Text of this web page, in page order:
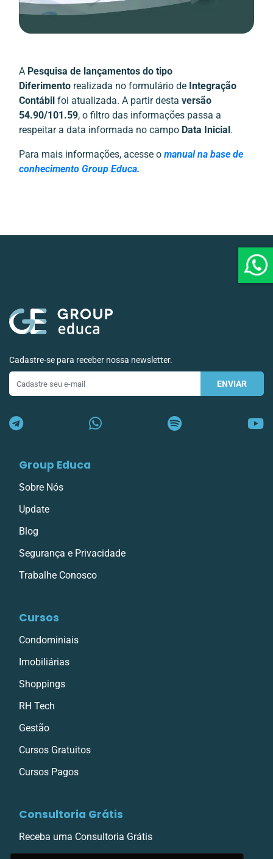
A Pesquisa de lançamentos do tipo
Diferimento realizada no formulário de Integração
Contábil foi atualizada. A partir desta versão
54.90/101.59, o filtro das informações passa a
respeitar a data informada no campo Data Inicial.
Para mais informações, acesse o manual na base de
conhecimento Group Educa.
Cadastre-se para receber nossa newsletter.
ENVIAR
Group Educa
Sobre Nós
Update
Blog
Segurança e Privacidade
Trabalhe Conosco
Cursos
Condominiais
Imobiliárias
Shoppings
RH Tech
Gestão
Cursos Gratuitos
Cursos Pagos
Consultoria Grátis
Receba uma Consultoria Grátis